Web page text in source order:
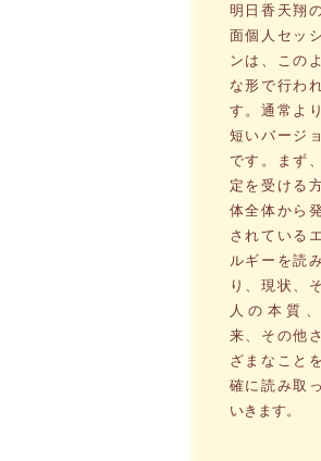
明日香天翔
面個人セッ
ンは、この
な形で行わ
す。通常よ
短いバージ
です。まず
定を受ける
体全体から
されている
ルギーを読
り、現状、
人の本質
来、その他
ざまなこと
確に読み取
いきます。